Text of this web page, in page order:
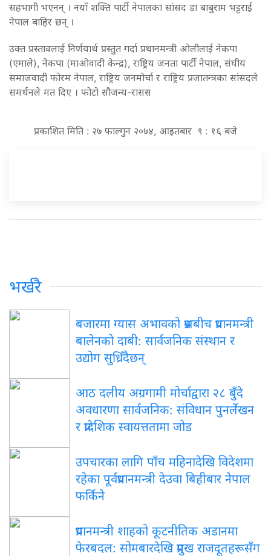
सहभागी भएनन् । नयाँ शक्ति पार्टी नेपालका सांसद डा बाबुराम भट्टराई
नेपाल बाहिर छन् ।
उक्त प्रस्तावलाई निर्णयार्थ प्रस्तुत गर्दा प्रधानमन्त्री ओलीलाई नेकपा
(एमाले), नेकपा (माओवादी केन्द्र), राष्ट्रिय जनता पार्टी नेपाल, संघीय
समाजवादी फोरम नेपाल, राष्ट्रिय जनमोर्चा र राष्ट्रिय प्रजातन्त्रका सांसदले
समर्थनले मत दिए । फोटो सौजन्य-रासस
प्रकाशित मिति : २७ फाल्गुन २०७४, आइतबार ९ : १६ बजे
भर्खरै
बजारमा ग्यास अभावको प्रश्नबीच प्रधानमन्त्री
बालेनको दाबी: सार्वजनिक संस्थान र
उद्योग सुध्रिँदैछन्
आठ दलीय अग्रगामी मोर्चाद्वारा २८ बुँदे
अवधारणा सार्वजनिक: संविधान पुनर्लेखन
र प्रादेशिक स्वायत्ततामा जोड
उपचारका लागि पाँच महिनादेखि विदेशमा
रहेका पूर्वप्रधानमन्त्री देउवा बिहीबार नेपाल
फर्किने
प्रधानमन्त्री शाहको कूटनीतिक अडानमा
फेरबदल: सोमबारदेखि प्रमुख राजदूतहरूसँग